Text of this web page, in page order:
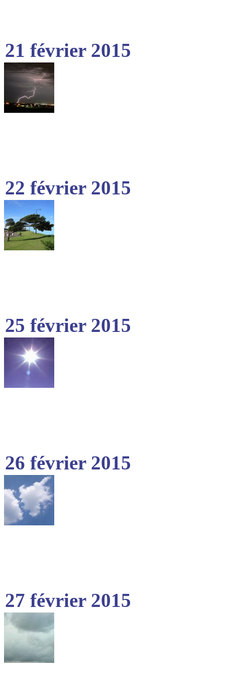
21 février 2015
22 février 2015
25 février 2015
26 février 2015
27 février 2015